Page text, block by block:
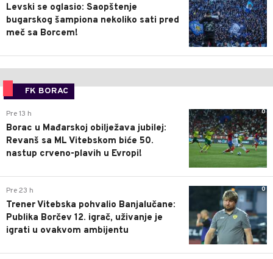
Levski se oglasio: Saopštenje
bugarskog šampiona nekoliko sati pred
meč sa Borcem!
FK BORAC
0
Pre 13 h
Borac u Mađarskoj obilježava jubilej:
Revanš sa ML Vitebskom biće 50.
nastup crveno-plavih u Evropi!
0
Pre 23 h
Trener Vitebska pohvalio Banjalučane:
Publika Borčev 12. igrač, uživanje je
igrati u ovakvom ambijentu